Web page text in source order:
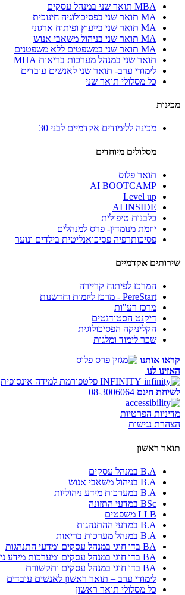
MBA תואר שני במנהל עסקים
MA תואר שני בפסיכולוגיה חינוכית
MA תואר שני בייעוץ ופיתוח ארגוני
MA תואר שני בניהול משאבי אנוש
MA תואר שני במשפטים ללא משפטנים
תואר שני במנהל מערכות בריאות MHA
לימודי ערב- תואר שני לאנשים עובדים
כל מסלולי תואר שני
מכינות
מכינה ללימודים אקדמיים לבני 30+
מסלולים מיוחדים
תואר פלוס
AI BOOTCAMP
Level up
AI INSIDE
כלבנות טיפולית
יוזמת מנומדין- פרס למנהלים
פסיכותרפיה פסיכואנליטית בילדים ונוער
שירותים אקדמיים
המרכז לפיתוח קריירה
PereStart - מרכז ליזמות וחדשנות
מרכז רע"ות
דיקנט הסטודנטים
הקליניקה הפסיכולוגית
שכר לימוד ומלגות
קראו אותנו
האזינו לנו
INFINITY פלטפורמת למידה אינסופית
לשיחת חינם 08-3006064
מדיניות הפרטיות
הצהרת נגישות
תואר ראשון
B.A במנהל עסקים
B.A בניהול משאבי אנוש
B.A במערכות מידע ניהוליות
BSc במדעי התזונה
LLB משפטים
B.A במדעי ההתנהגות
B.A במנהל מערכות בריאות
BA בדו חוגי במנהל עסקים ומדעי התנהגות
BA בדו חוגי במנהל עסקים ומערכות מידע ניהוליות
BA בדו חוגי במנהל עסקים ותקשורת
לימודי ערב – תואר ראשון לאנשים עובדים
כל מסלולי תואר ראשון